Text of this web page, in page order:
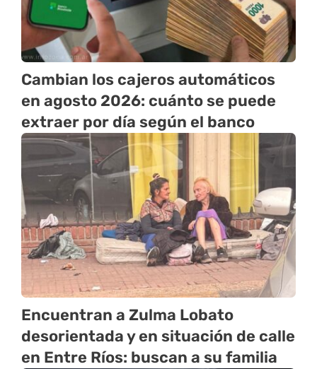
Cambian los cajeros automáticos
en agosto 2026: cuánto se puede
extraer por día según el banco
Encuentran a Zulma Lobato
desorientada y en situación de calle
en Entre Ríos: buscan a su familia